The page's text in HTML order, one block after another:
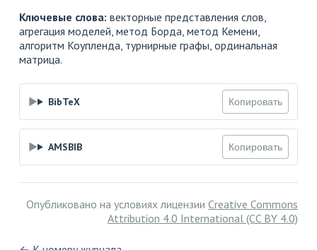
Ключевые слова: векторные представления слов,
агрегация моделей, метод Борда, метод Кемени,
алгоритм Коупленда, турнирные графы, ординальная
матрица.
BibTeX Копировать
AMSBIB Копировать
Опубликовано на условиях лицензии Creative Commons
Attribution 4.0 International (CC BY 4.0)